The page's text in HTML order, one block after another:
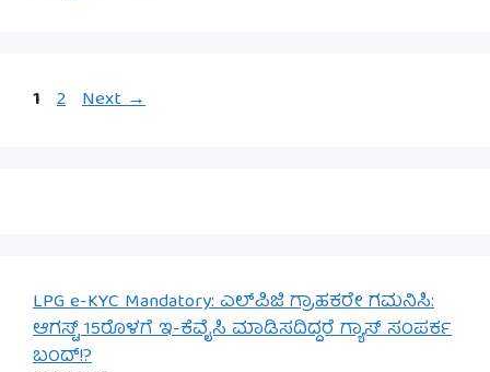
Page
1 Page
2 Next→
LPG e-KYC Mandatory: ಎಲ್‌ಪಿಜಿ ಗ್ರಾಹಕರೇ ಗಮನಿಸಿ:
ಆಗಸ್ಟ್ 15ರೊಳಗೆ ಇ-ಕೆವೈಸಿ ಮಾಡಿಸದಿದ್ದರೆ ಗ್ಯಾಸ್ ಸಂಪರ್ಕ
ಬಂದ್!?